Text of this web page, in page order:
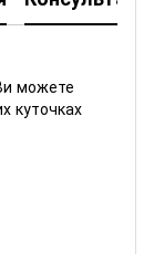
можете
куточках